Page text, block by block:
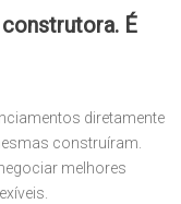
É
diretamente
construíram.
melhores